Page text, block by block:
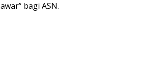
bagi ASN.